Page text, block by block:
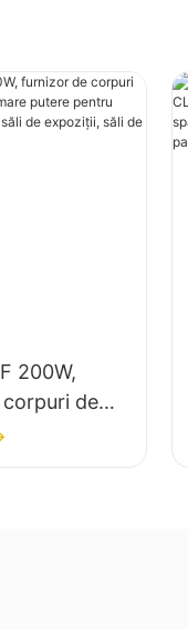
200W,
de
de mare
iluminatul